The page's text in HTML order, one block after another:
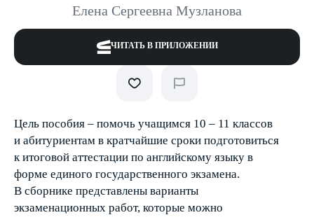
Елена Сергеевна Музланова
ЧИТАТЬ В ПРИЛОЖЕНИИ
Цель пособия – помочь учащимся 10 – 11 классов
и абитуриентам в кратчайшие сроки подготовиться
к итоговой аттестации по английскому языку в
форме единого государственного экзамена.
В сборнике представлены варианты
экзаменационных работ, которые можно